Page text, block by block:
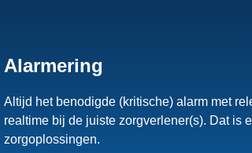
Alarmering
Altijd het benodigde (kritische) alarm met
realtime bij de juiste zorgverlener(s). Dat is
zorgoplossingen.